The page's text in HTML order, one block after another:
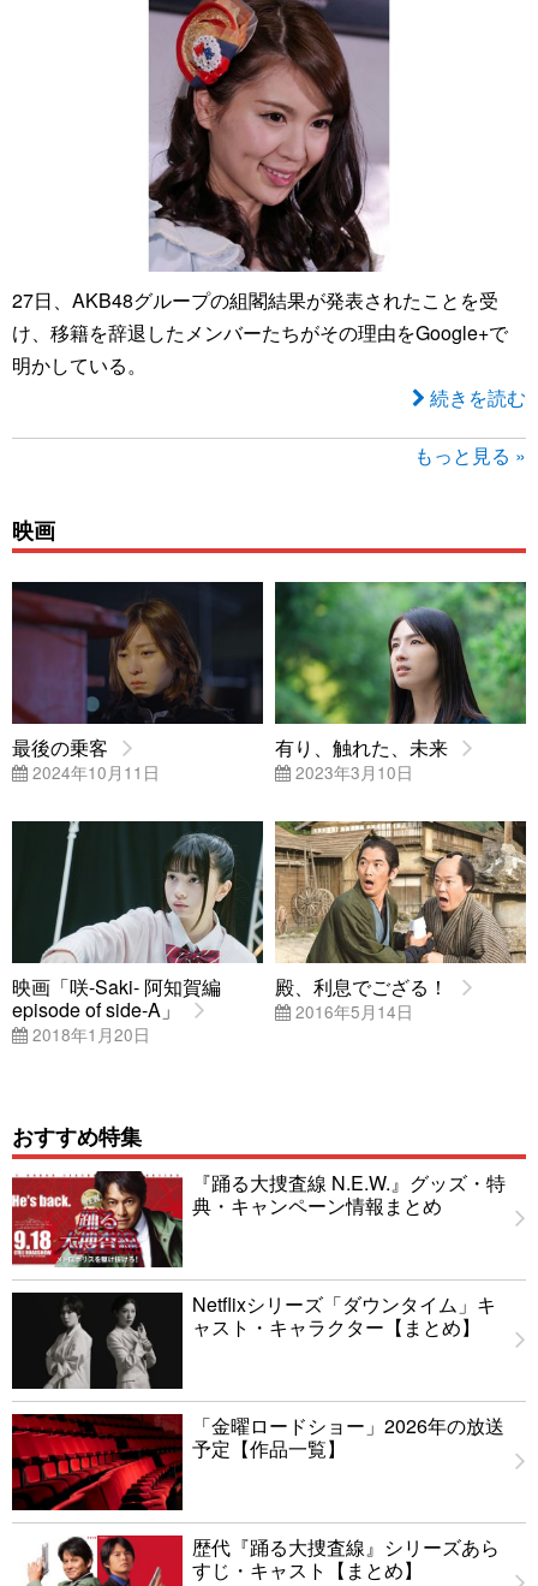
27日、AKB48グループの組閣結果が発表されたことを受
け、移籍を辞退したメンバーたちがその理由をGoogle+で
明かしている。
続きを読む
もっと見る »
映画
最後の乗客
2024年10月11日
有り、触れた、未来
2023年3月10日
映画「咲-Saki- 阿知賀編
episode of side-A」
2018年1月20日
殿、利息でござる！
2016年5月14日
おすすめ特集
『踊る大捜査線 N.E.W.』グッズ・特
典・キャンペーン情報まとめ
Netflixシリーズ「ダウンタイム」キ
ャスト・キャラクター【まとめ】
「金曜ロードショー」2026年の放送
予定【作品一覧】
歴代『踊る大捜査線』シリーズあら
すじ・キャスト【まとめ】